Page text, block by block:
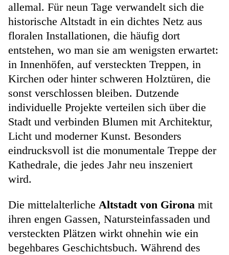
allemal. Für neun Tage verwandelt sich die
historische Altstadt in ein dichtes Netz aus
floralen Installationen, die häufig dort
entstehen, wo man sie am wenigsten erwartet:
in Innenhöfen, auf versteckten Treppen, in
Kirchen oder hinter schweren Holztüren, die
sonst verschlossen bleiben. Dutzende
individuelle Projekte verteilen sich über die
Stadt und verbinden Blumen mit Architektur,
Licht und moderner Kunst. Besonders
eindrucksvoll ist die monumentale Treppe der
Kathedrale, die jedes Jahr neu inszeniert
wird.
Die mittelalterliche Altstadt von Girona mit
ihren engen Gassen, Natursteinfassaden und
versteckten Plätzen wirkt ohnehin wie ein
begehbares Geschichtsbuch. Während des